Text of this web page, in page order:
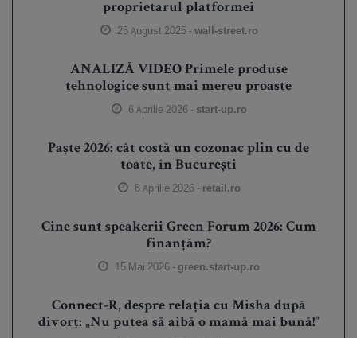
proprietarul platformei
25 August 2025 -wall-street.ro
ANALIZĂ VIDEO Primele produse
tehnologice sunt mai mereu proaste
6 Aprilie 2026 - start-up.ro
Paște 2026: cât costă un cozonac plin cu de
toate, în București
8 Aprilie 2026 - retail.ro
Cine sunt speakerii Green Forum 2026: Cum
finanțăm?
15 Mai 2026 - green.start-up.ro
Connect-R, despre relația cu Misha după
divorț: „Nu putea să aibă o mamă mai bună!”